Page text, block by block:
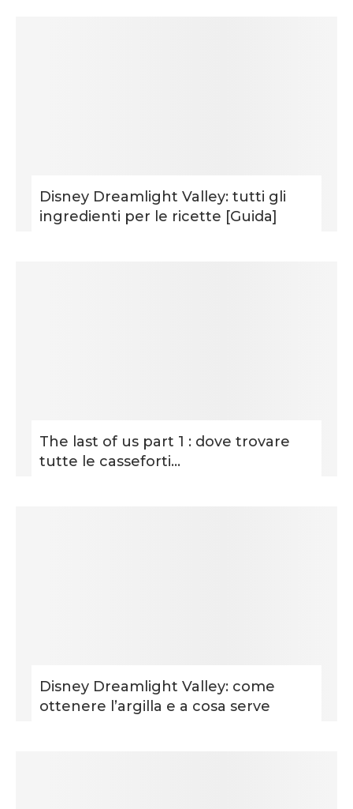
Disney Dreamlight Valley: tutti gli
ingredienti per le ricette [Guida]
The last of us part 1 : dove trovare
tutte le casseforti...
Disney Dreamlight Valley: come
ottenere l’argilla e a cosa serve